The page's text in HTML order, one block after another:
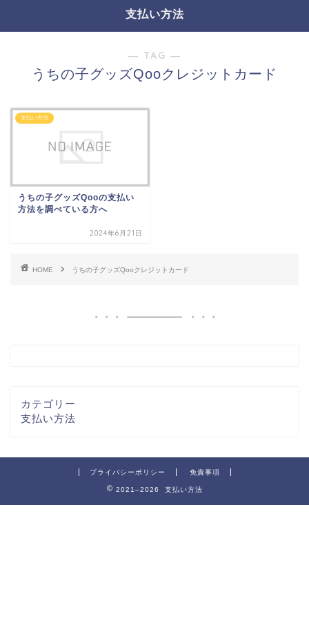
支払い方法
― TAG ―
うちの子グッズQooクレジットカード
支払い方法
うちの子グッズQooの支払い
方法を調べている方へ
2024年6月21日
HOME うちの子グッズQooクレジットカード
カテゴリー
支払い方法
プライバシーポリシー 免責事項
2021–2026 支払い方法